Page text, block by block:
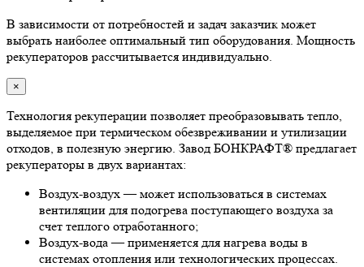
В зависимости от потребностей и задач заказчик может
выбрать наиболее оптимальный тип оборудования. Мощность
рекуператоров рассчитывается индивидуально.
×
Технология рекуперации позволяет преобразовывать тепло,
выделяемое при термическом обезвреживании и утилизации
отходов, в полезную энергию. Завод БОНКРАФТ® предлагает
рекуператоры в двух вариантах:
Воздух-воздух — может использоваться в системах
вентиляции для подогрева поступающего воздуха за
счет теплого отработанного;
Воздух-вода — применяется для нагрева воды в
системах отопления или технологических процессах.